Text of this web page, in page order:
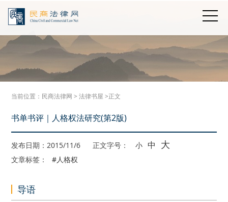
当前位置： 民商法律网 >法律书屋 >正文
书单书评｜人格权法研究(第2版)
发布日期：2015/11/6 正文字号： 小 中 大
文章标签： #人格权
导语